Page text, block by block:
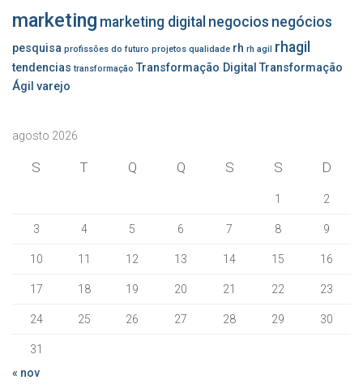
marketing marketing digital negocios negócios
pesquisa profissões do futuro projetos qualidade rh rh agil rhagil
tendencias transformação Transformação Digital Transformação
Ágil varejo
agosto 2026
S T Q Q S S D
1 2
3 4 5 6 7 8 9
10 11 12 13 14 15 16
17 18 19 20 21 22 23
24 25 26 27 28 29 30
31
« nov